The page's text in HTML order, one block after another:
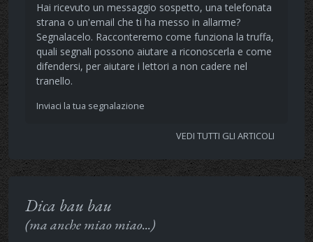
Hai ricevuto un messaggio sospetto, una telefonata
strana o un'email che ti ha messo in allarme?
Segnalacelo. Racconteremo come funziona la truffa,
quali segnali possono aiutare a riconoscerla e come
difendersi, per aiutare i lettori a non cadere nel
tranello.
Inviaci la tua segnalazione
VEDI TUTTI GLI ARTICOLI
Dica bau bau
(ma anche miao miao...)